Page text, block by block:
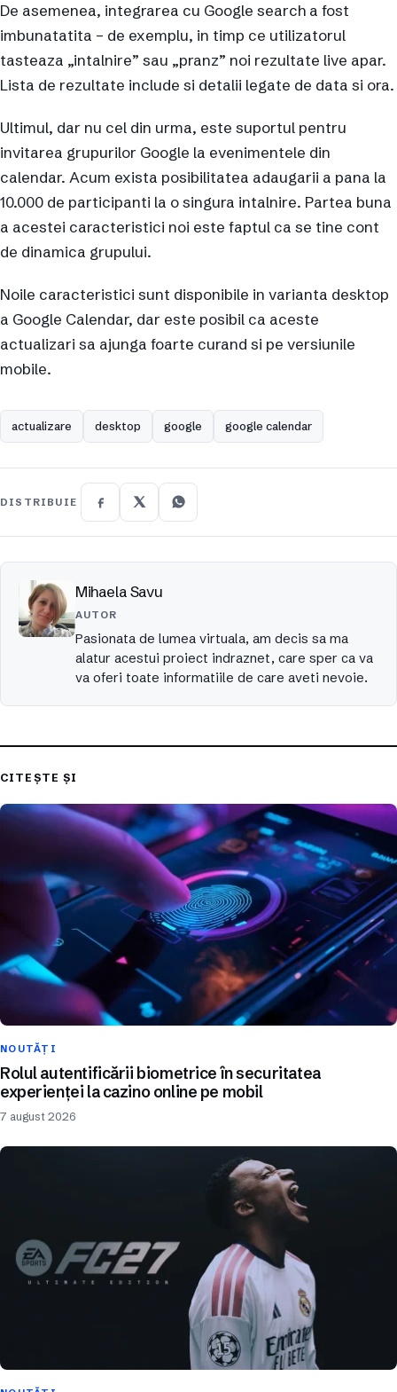
De asemenea, integrarea cu Google search a fost
imbunatatita – de exemplu, in timp ce utilizatorul
tasteaza „intalnire” sau „pranz” noi rezultate live apar.
Lista de rezultate include si detalii legate de data si ora.
Ultimul, dar nu cel din urma, este suportul pentru
invitarea grupurilor Google la evenimentele din
calendar. Acum exista posibilitatea adaugarii a pana la
10.000 de participanti la o singura intalnire. Partea buna
a acestei caracteristici noi este faptul ca se tine cont
de dinamica grupului.
Noile caracteristici sunt disponibile in varianta desktop
a Google Calendar, dar este posibil ca aceste
actualizari sa ajunga foarte curand si pe versiunile
mobile.
actualizare desktop google google calendar
DISTRIBUIE
Mihaela Savu
AUTOR
Pasionata de lumea virtuala, am decis sa ma
alatur acestui proiect indraznet, care sper ca va
va oferi toate informatiile de care aveti nevoie.
CITEȘTE ȘI
NOUTĂȚI
Rolul autentificării biometrice în securitatea
experienței la cazino online pe mobil
7 august 2026